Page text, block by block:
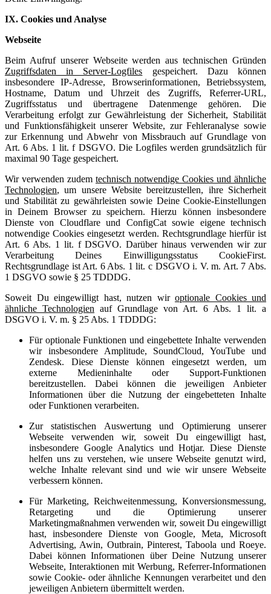
IX. Cookies und Analyse
Webseite
Beim Aufruf unserer Webseite werden aus technischen Gründen
Zugriffsdaten in Server-Logfiles gespeichert. Dazu können
insbesondere IP-Adresse, Browserinformationen, Betriebssystem,
Hostname, Datum und Uhrzeit des Zugriffs, Referrer-URL,
Zugriffsstatus und übertragene Datenmenge gehören. Die
Verarbeitung erfolgt zur Gewährleistung der Sicherheit, Stabilität
und Funktionsfähigkeit unserer Website, zur Fehleranalyse sowie
zur Erkennung und Abwehr von Missbrauch auf Grundlage von
Art. 6 Abs. 1 lit. f DSGVO. Die Logfiles werden grundsätzlich für
maximal 90 Tage gespeichert.
Wir verwenden zudem technisch notwendige Cookies und ähnliche
Technologien, um unsere Website bereitzustellen, ihre Sicherheit
und Stabilität zu gewährleisten sowie Deine Cookie-Einstellungen
in Deinem Browser zu speichern. Hierzu können insbesondere
Dienste von Cloudflare und ConfigCat sowie eigene technisch
notwendige Cookies eingesetzt werden. Rechtsgrundlage hierfür ist
Art. 6 Abs. 1 lit. f DSGVO. Darüber hinaus verwenden wir zur
Verarbeitung Deines Einwilligungsstatus CookieFirst.
Rechtsgrundlage ist Art. 6 Abs. 1 lit. c DSGVO i. V. m. Art. 7 Abs.
1 DSGVO sowie § 25 TDDDG.
Soweit Du eingewilligt hast, nutzen wir optionale Cookies und
ähnliche Technologien auf Grundlage von Art. 6 Abs. 1 lit. a
DSGVO i. V. m. § 25 Abs. 1 TDDDG:
Für optionale Funktionen und eingebettete Inhalte verwenden
wir insbesondere Amplitude, SoundCloud, YouTube und
Zendesk. Diese Dienste können eingesetzt werden, um
externe Medieninhalte oder Support-Funktionen
bereitzustellen. Dabei können die jeweiligen Anbieter
Informationen über die Nutzung der eingebetteten Inhalte
oder Funktionen verarbeiten.
Zur statistischen Auswertung und Optimierung unserer
Webseite verwenden wir, soweit Du eingewilligt hast,
insbesondere Google Analytics und Hotjar. Diese Dienste
helfen uns zu verstehen, wie unsere Webseite genutzt wird,
welche Inhalte relevant sind und wie wir unsere Webseite
verbessern können.
Für Marketing, Reichweitenmessung, Konversionsmessung,
Retargeting und die Optimierung unserer
Marketingmaßnahmen verwenden wir, soweit Du eingewilligt
hast, insbesondere Dienste von Google, Meta, Microsoft
Advertising, Awin, Outbrain, Pinterest, Taboola und Roeye.
Dabei können Informationen über Deine Nutzung unserer
Webseite, Interaktionen mit Werbung, Referrer-Informationen
sowie Cookie- oder ähnliche Kennungen verarbeitet und den
jeweiligen Anbietern übermittelt werden.